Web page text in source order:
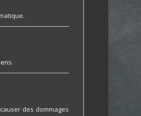
.
des dommages